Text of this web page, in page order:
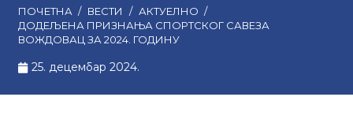
ПОЧЕТНА / ВЕСТИ / АКТУЕЛНО /
ДОДЕЉЕНА ПРИЗНАЊА СПОРТСКОГ САВЕЗА
ВОЖДОВАЦ ЗА 2024. ГОДИНУ
25. децембар 2024.